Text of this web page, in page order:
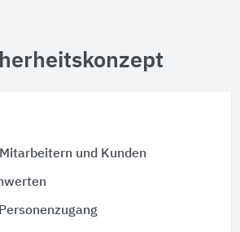
und Kunden